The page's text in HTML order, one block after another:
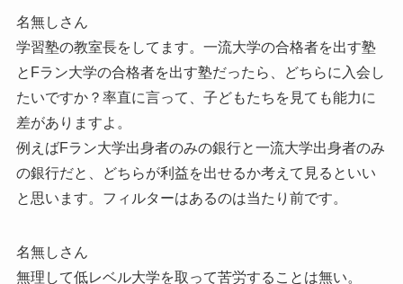
名無しさん
学習塾の教室長をしてます。一流大学の合格者を出す塾
とFラン大学の合格者を出す塾だったら、どちらに入会し
たいですか？率直に言って、子どもたちを見ても能力に
差がありますよ。
例えばFラン大学出身者のみの銀行と一流大学出身者のみ
の銀行だと、どちらが利益を出せるか考えて見るといい
と思います。フィルターはあるのは当たり前です。
名無しさん
無理して低レベル大学を取って苦労することは無い。